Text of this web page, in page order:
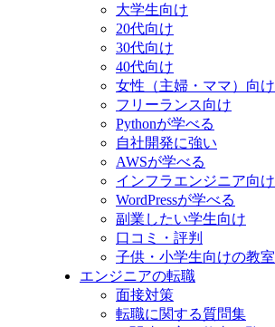
大学生向け
20代向け
30代向け
40代向け
女性（主婦・ママ）向け
フリーランス向け
Pythonが学べる
自社開発に強い
AWSが学べる
インフラエンジニア向け
WordPressが学べる
副業したい学生向け
口コミ・評判
子供・小学生向けの教室
エンジニアの転職
面接対策
転職に関する質問集